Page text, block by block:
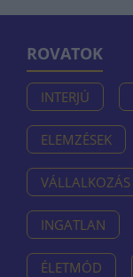
ROVATOK
INTERJÚ
ELEMZÉSEK
VÁLLALKOZÁS
INGATLAN
ÉLETMÓD